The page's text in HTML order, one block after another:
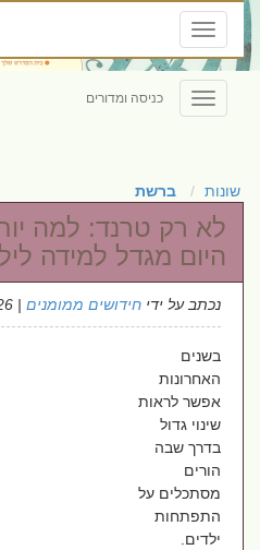
Toggle
navigation
Toggle
navigation
כניסה ומדורים
שונות ברשת
לא רק טרנד: למה
היום מגדל למידה
נכתב על ידיחידושים ממומנים| 16/6/2026
בשנים
האחרונות
אפשר לראות
שינוי גדול
בדרך שבה
הורים
מסתכלים על
התפתחות
ילדים.